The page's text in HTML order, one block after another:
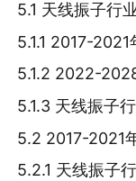
5.1 天线振子行
5.1.1 2017-
5.1.2 2022-
5.1.3 天线振子
5.2 2017-2021
5.2.1 天线振子